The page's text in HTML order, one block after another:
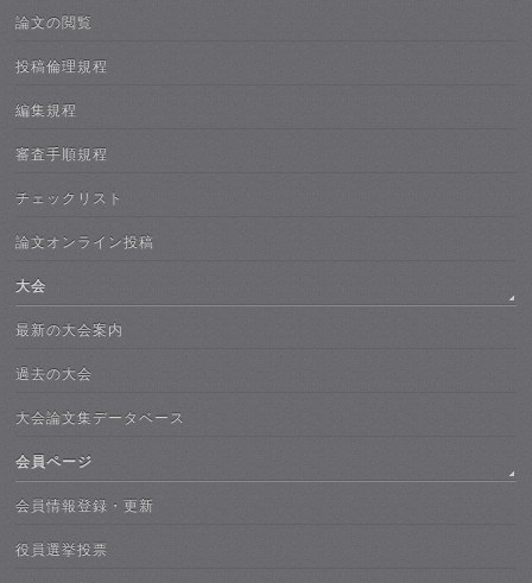
論文の閲覧
投稿倫理規程
編集規程
審査手順規程
チェックリスト
論文オンライン投稿
大会
最新の大会案内
過去の大会
大会論文集データベース
会員ページ
会員情報登録・更新
役員選挙投票